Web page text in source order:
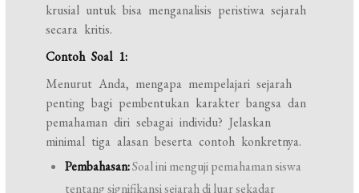
krusial untuk bisa menganalisis peristiwa sejarah
secara kritis.
Contoh Soal 1:
Menurut Anda, mengapa mempelajari sejarah
penting bagi pembentukan karakter bangsa dan
pemahaman diri sebagai individu? Jelaskan
minimal tiga alasan beserta contoh konkretnya.
Pembahasan:Soal ini menguji pemahaman siswa
tentang signifikansi sejarah di luar sekadar